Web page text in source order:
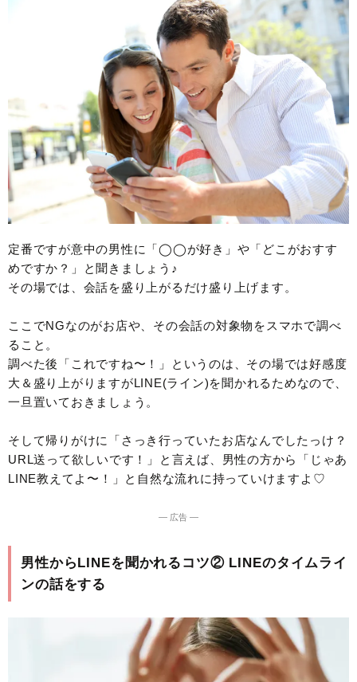
定番ですが意中の男性に「◯◯が好き」や「どこがおすす
めですか？」と聞きましょう♪
その場では、会話を盛り上がるだけ盛り上げます。
ここでNGなのがお店や、その会話の対象物をスマホで調べ
ること。
調べた後「これですね〜！」というのは、その場では好感度
大＆盛り上がりますがLINE(ライン)を聞かれるためなので、
一旦置いておきましょう。
そして帰りがけに「さっき行っていたお店なんでしたっけ？
URL送って欲しいです！」と言えば、男性の方から「じゃあ
LINE教えてよ〜！」と自然な流れに持っていけますよ♡
― 広告 ―
男性からLINEを聞かれるコツ② LINEのタイムライ
ンの話をする